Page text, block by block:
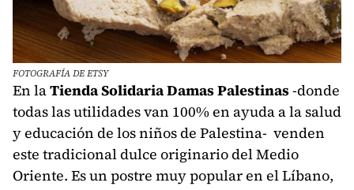
FOTOGRAFÍA DE ETSY
En laTienda Solidaria Damas Palestinas-donde
todas las utilidades van 100% en ayuda a la salud
y educación de los niños de Palestina- venden
este tradicional dulce originario del Medio
Oriente. Es un postre muy popular en el Líbano,